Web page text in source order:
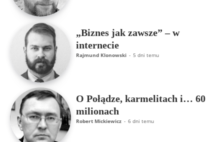
„Biznes jak zawsze” – w
internecie
Rajmund Klonowski - 5 dni temu
O Połądze, karmelitach i… 60
milionach
Robert Mickiewicz - 6 dni temu